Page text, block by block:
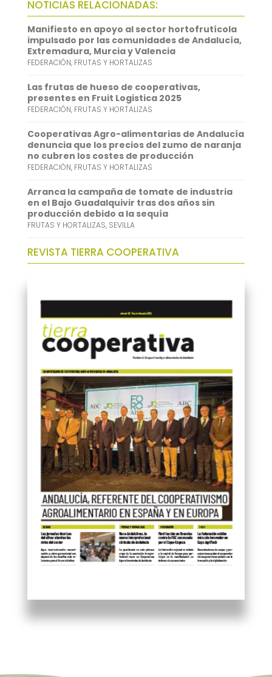
o
o
k
t
e
r
i
l
a
t
s
A
p
p
i
n
k
e
d
I
n
NOTICIAS RELACIONADAS:
Manifiesto en apoyo al sector hortofrutícola
impulsado por las comunidades de Andalucía,
Extremadura, Murcia y Valencia
FEDERACIÓN, FRUTAS Y HORTALIZAS
Las frutas de hueso de cooperativas,
presentes en Fruit Logistica 2025
FEDERACIÓN, FRUTAS Y HORTALIZAS
Cooperativas Agro-alimentarias de Andalucía
denuncia que los precios del zumo de naranja
no cubren los costes de producción
FEDERACIÓN, FRUTAS Y HORTALIZAS
Arranca la campaña de tomate de industria
en el Bajo Guadalquivir tras dos años sin
producción debido a la sequía
FRUTAS Y HORTALIZAS, SEVILLA
REVISTA TIERRA COOPERATIVA